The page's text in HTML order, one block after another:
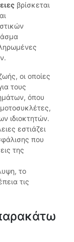
βρίσκεται
οι οποίες
τους
όπου
ιδιοκτητών.
εστιάζει
που
της
το
τις